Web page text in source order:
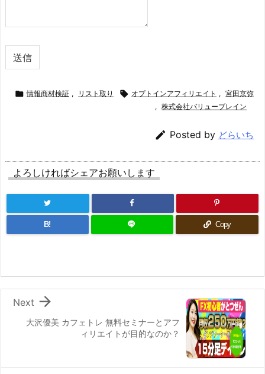
送信
 情報商材検証 , リスト取り  オプトインアフィリエイト , 宮田京弥
, 株式会社バリューブレイン
 Posted by どらいち
よろしければシェアお願いします
B! Copy
大沢優美 カフェトレ 無料セミナーとアフ
ィリエイトが目的なのか？

Next